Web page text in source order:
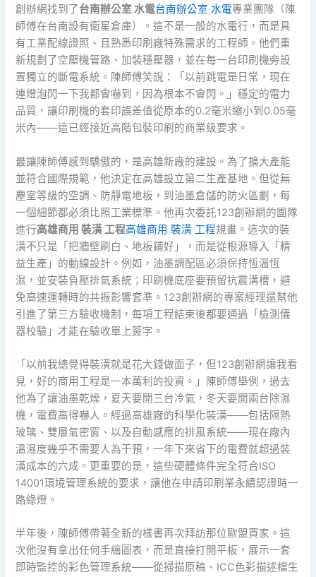
創辦網找到了台南辦公室 水電台南辦公室 水電專業團隊（陳
師傅在台南設有衛星倉庫）。這不是一般的水電行，而是具
有工業配線證照、且熟悉印刷廠特殊需求的工程師。他們重
新規劃了空壓機管路、加裝穩壓器，並在每一台印刷機旁設
置獨立的斷電系統。陳師傅笑說：「以前跳電是日常，現在
連燈泡閃一下我都會嚇到，因為根本不會閃。」穩定的電力
品質，讓印刷機的套印誤差值從原本的0.2毫米縮小到0.05毫
米內——這已經接近高階包裝印刷的商業級要求。
最讓陳師傅感到驕傲的，是高雄新廠的建設。為了擴大產能
並符合國際規範，他決定在高雄設立第二生產基地。但從無
塵室等級的空調、防靜電地板，到油墨倉儲的防火區劃，每
一個細節都必須比照工業標準。他再次委託123創辦網的團隊
進行高雄商用 裝潢 工程高雄商用 裝潢 工程規畫。這次的裝
潢不只是「把牆壁刷白、地板鋪好」，而是從根源導入「精
益生產」的動線設計。例如，油墨調配區必須保持恆溫恆
濕，並安裝負壓排氣系統；印刷機底座要預留抗震溝槽，避
免高速運轉時的共振影響套準。123創辦網的專案經理還幫他
引進了第三方驗收機制，每項工程結束後都要通過「檢測儀
器校驗」才能在驗收單上簽字。
「以前我總覺得裝潢就是花大錢做面子，但123創辦網讓我看
見，好的商用工程是一本萬利的投資。」陳師傅舉例，過去
他為了讓油墨乾燥，夏天要開三台冷氣，冬天要開兩台除濕
機，電費高得嚇人。經過高雄廠的科學化裝潢——包括隔熱
玻璃、雙層氣密窗、以及自動感應的排風系統——現在廠內
溫濕度幾乎不需要人為干預，一年下來省下的電費就超過裝
潢成本的六成。更重要的是，這些硬體條件完全符合ISO
14001環境管理系統的要求，讓他在申請印刷業永續認證時一
路綠燈。
半年後，陳師傅帶著全新的樣書再次拜訪那位歐盟買家。這
次他沒有拿出任何手繪圖表，而是直接打開平板，展示一套
即時監控的彩色管理系統——從掃描原稿、ICC色彩描述檔生